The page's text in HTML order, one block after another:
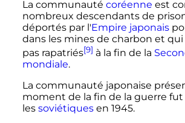
La communauté coréenne est
nombreux descendants de
déportés par l'Empire japonais
dans les mines de charbon et
pas rapatriés[9] à la fin de la
mondiale.
La communauté japonaise
moment de la fin de la guerre fut
les soviétiquesen 1945.